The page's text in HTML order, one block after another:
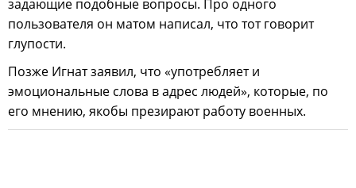
задающие подобные вопросы. Про одного
пользователя он матом написал, что тот говорит
глупости.
Позже Игнат заявил, что «употребляет и
эмоциональные слова в адрес людей», которые, по
его мнению, якобы презирают работу военных.